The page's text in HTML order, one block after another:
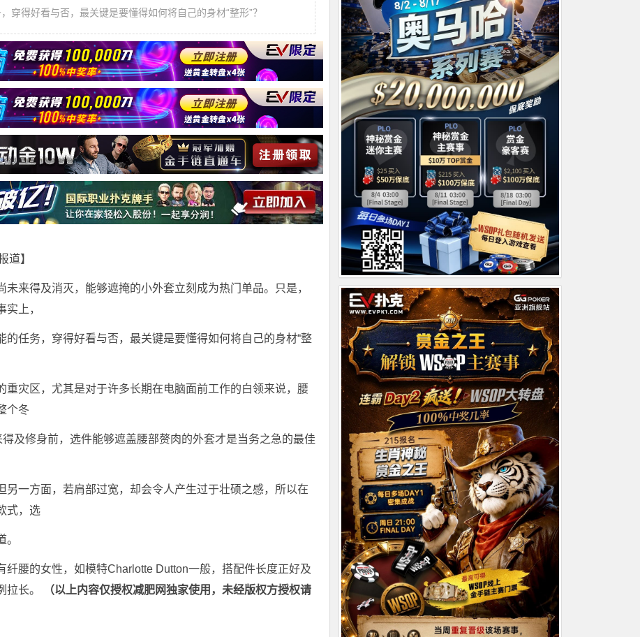
穿得好看与否，最关键是要懂得如何将自己的身材“整形”？
道】
来得及消灭，能够遮掩的小外套立刻成为热门单品。只是，
上，
任务，穿得好看与否，最关键是要懂得如何将自己的身材“整
重灾区，尤其是对于许多长期在电脑面前工作的白领来说，腰
个冬
及修身前，选件能够遮盖腰部赘肉的外套才是当务之急的最佳
另一方面，若肩部过宽，却会令人产生过于壮硕之感，所以在
式，选
纤腰的女性，如模特Charlotte Dutton一般，搭配件长度正好及
拉长。
（以上内容仅授权减肥网独家使用，未经版权方授权请